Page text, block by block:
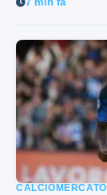
CALCIOMERCATO